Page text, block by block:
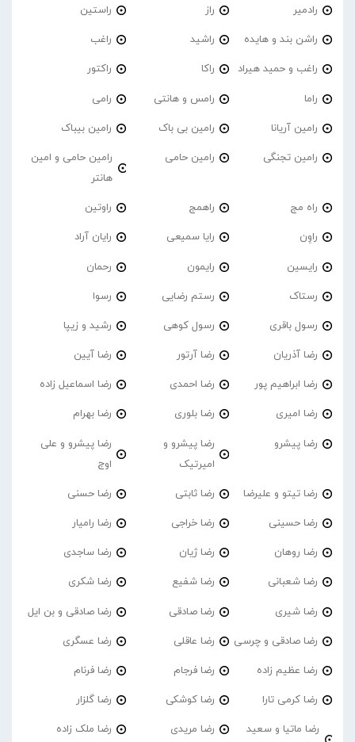
رادمیر راز راستین
راشن بند و هایده راشید راغب
راغب و حمید هیراد راکا راکتور
راما رامس و هانتی رامی
رامین آریانا رامین بی باک رامین بیباک
رامین تجنگی رامین حامی
رامین حامی و امین
هانتر
راه مج راهمج راوتین
راوِن رایا سمیعی رایان آراد
رایسین رایمون رحمان
رستاک رستم رضایی رسوا
رسول باقری رسول کوهی رشید و زیپا
رضا آذریان رضا آرتور رضا آیین
رضا ابراهیم پور رضا احمدی رضا اسماعیل زاده
رضا امیری رضا بلوری رضا بهرام
رضا پیشرو
رضا پیشرو و
امیرتیک
رضا پیشرو و علی
اوج
رضا تیتو و علیرضا رضا ثابتی رضا حسنی
رضا حسینی رضا خراجی رضا رامیار
رضا روهان رضا ژیان رضا ساجدی
رضا شعبانی رضا شفیع رضا شکری
رضا شیری رضا صادقی رضا صادقی و بن ایل
رضا صادقی و چرسی رضا عاقلی رضا عسگری
رضا عظیم زاده رضا فرجام رضا فرنام
رضا کرمی تارا رضا کوشکی رضا گلزار
رضا ماتیا و سعید
رضا مریدی رضا ملک زاده